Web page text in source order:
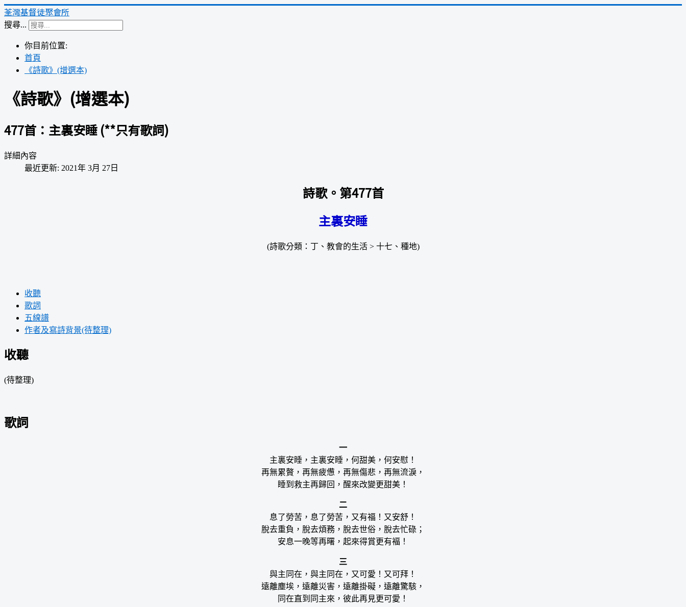
荃灣基督徒聚會所
搜尋...
你目前位置:
首頁
《詩歌》(增選本)
《詩歌》(增選本)
477首：主裏安睡 (**只有歌詞)
詳細內容
最近更新: 2021年 3月 27日
詩歌。第477首
主裏安睡
(詩歌分類：丁、教會的生活 > 十七、種地)
收聽
歌詞
五線譜
作者及寫詩背景(待整理)
收聽
(待整理)
歌詞
一
主裏安睡，主裏安睡，何甜美，何安慰！
再無累贅，再無疲憊，再無傷悲，再無流淚，
睡到救主再歸回，醒來改變更甜美！
二
息了勞苦，息了勞苦，又有福！又安舒！
脫去重負，脫去煩務，脫去世俗，脫去忙碌；
安息一晚等再曙，起來得賞更有褔！
三
與主同在，與主同在，又可愛！又可拜！
遠離塵埃，遠離災害，遠離掛礙，遠離驚駭，
同在直到同主來，彼此再見更可愛！